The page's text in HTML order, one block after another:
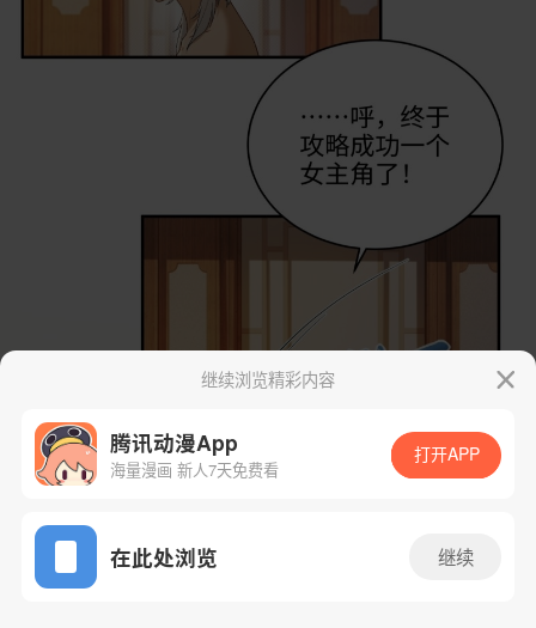
App免费看
继续浏览精彩内容
腾讯动漫App
海量漫画 新人7天免费看
打开APP
在此处浏览 继续